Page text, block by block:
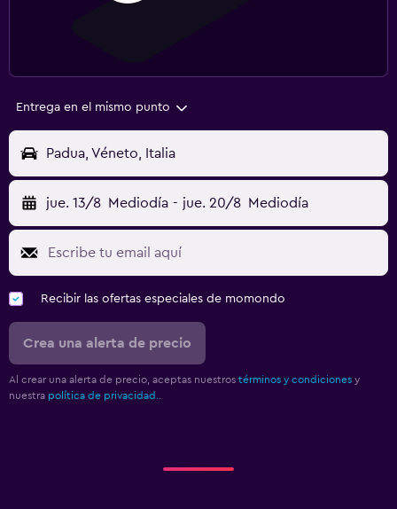
Entrega en el mismo punto
Padua, Véneto, Italia
jue. 13/8 Mediodía - jue. 20/8 Mediodía
Recibir las ofertas especiales de momondo
Crea una alerta de precio
Al crear una alerta de precio, aceptas nuestros términos y condiciones y
nuestra política de privacidad..